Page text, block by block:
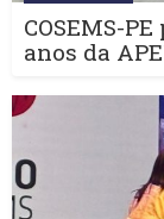
COSEMS-
anos da